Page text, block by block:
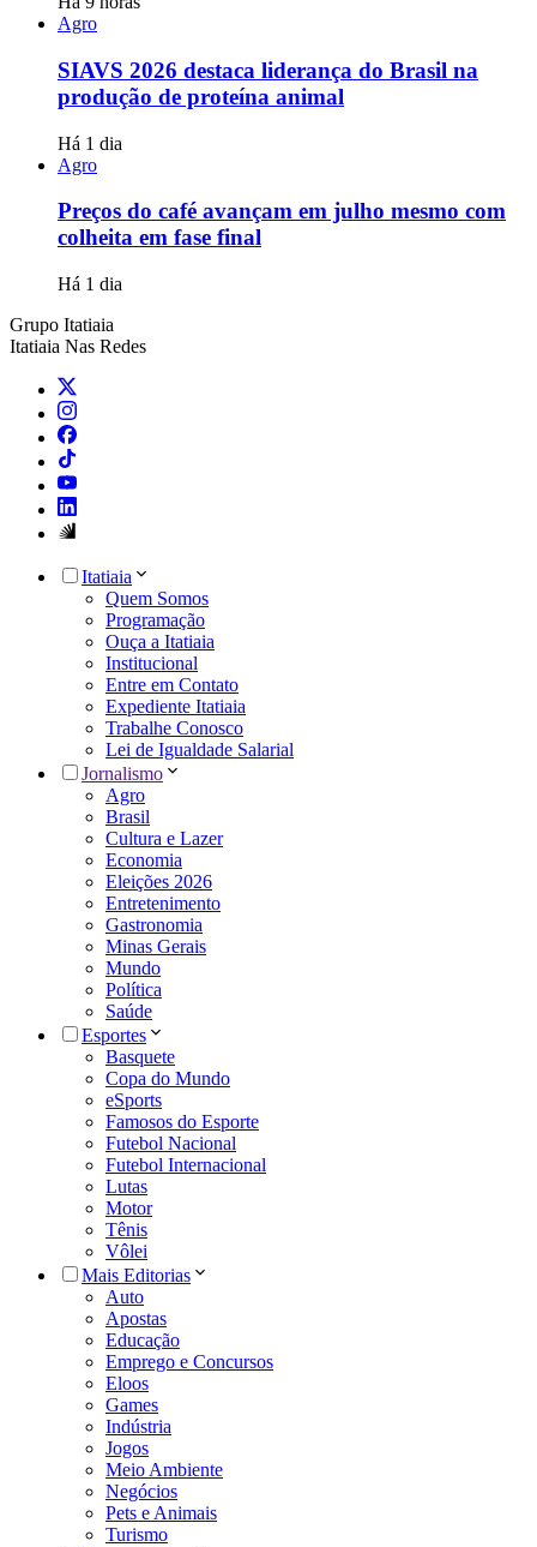
Agro
SIAVS 2026 destaca liderança do Brasil na
produção de proteína animal
Há 1 dia
Agro
Preços do café avançam em julho mesmo com
colheita em fase final
Há 1 dia
Grupo Itatiaia
Itatiaia Nas Redes
Itatiaia
Quem Somos
Programação
Ouça a Itatiaia
Institucional
Entre em Contato
Expediente Itatiaia
Trabalhe Conosco
Lei de Igualdade Salarial
Jornalismo
Agro
Brasil
Cultura e Lazer
Economia
Eleições 2026
Entretenimento
Gastronomia
Minas Gerais
Mundo
Política
Saúde
Esportes
Basquete
Copa do Mundo
eSports
Famosos do Esporte
Futebol Nacional
Futebol Internacional
Lutas
Motor
Tênis
Vôlei
Mais Editorias
Auto
Apostas
Educação
Emprego e Concursos
Eloos
Games
Indústria
Jogos
Meio Ambiente
Negócios
Pets e Animais
Turismo